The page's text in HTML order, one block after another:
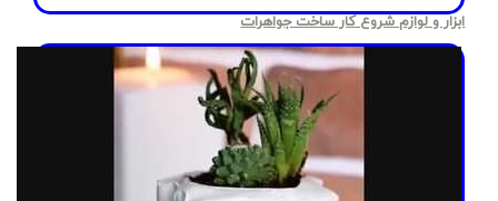
ابزار و لوازم شروع کار ساخت جواهرات